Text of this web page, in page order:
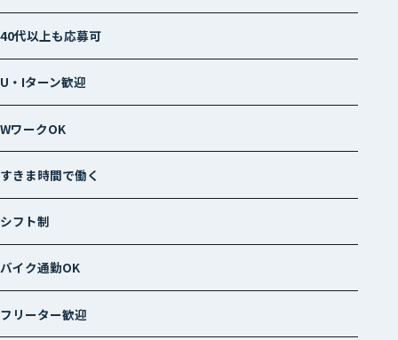
40代以上も応募可
U・Iターン歓迎
WワークOK
すきま時間で働く
シフト制
バイク通勤OK
フリーター歓迎